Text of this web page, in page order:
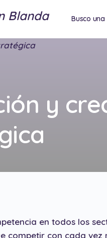
Busco
y
en todos los
competir con cada